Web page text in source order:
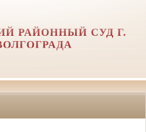
РАЙОННЫЙ СУД Г.